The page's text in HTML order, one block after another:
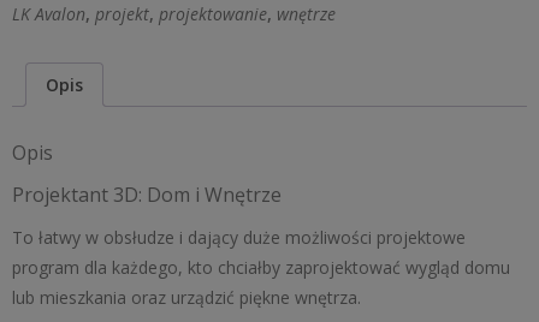
LK Avalon, projekt, projektowanie, wnętrze
Opis
Opis
Projektant 3D: Dom i Wnętrze
To łatwy w obsłudze i dający duże możliwości projektowe
program dla każdego, kto chciałby zaprojektować wygląd domu
lub mieszkania oraz urządzić piękne wnętrza.